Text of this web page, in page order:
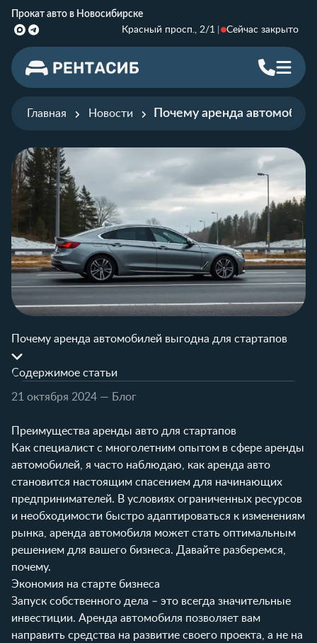
Прокат авто в Новосибирске
Красный просп., 2/1
Сейчас закрыто
Главная Новости Почему аренда
Почему аренда автомобилей выгодна для стартапов
Содержимое статьи
21 октября 2024 — Блог
Преимущества аренды авто для стартапов
Как специалист с многолетним опытом в сфере аренды
автомобилей, я часто наблюдаю, как аренда авто
становится настоящим спасением для начинающих
предпринимателей. В условиях ограниченных ресурсов
и необходимости быстро адаптироваться к изменениям
рынка, аренда автомобиля может стать оптимальным
решением для вашего бизнеса. Давайте разберемся,
почему.
Экономия на старте бизнеса
Запуск собственного дела – это всегда значительные
инвестиции. Аренда автомобиля позволяет вам
направить средства на развитие своего проекта, а не на